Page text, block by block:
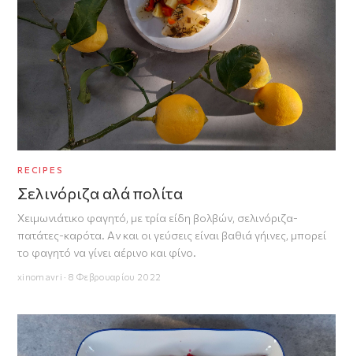
RECIPES
Σελινόριζα αλά πολίτα
Xειμωνιάτικο φαγητό, με τρία είδη βολβών, σελινόριζα-
πατάτες-καρότα. Αν και οι γεύσεις είναι βαθιά γήινες, μπορεί
το φαγητό να γίνει αέρινο και φίνο.
xinomavri · 8 Φεβρουαρίου 2022